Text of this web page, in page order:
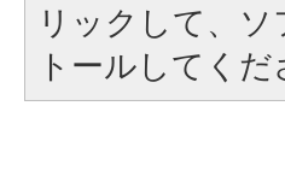
リックして、
トールしてくだ